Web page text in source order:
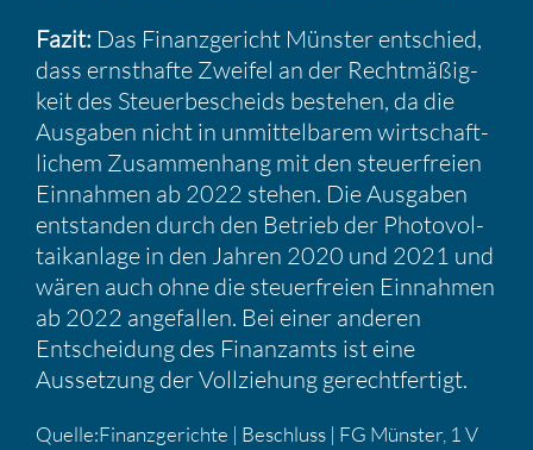
Fazit: Das Finanz­ge­richt Münster entschied,
dass ernst­hafte Zweifel an der Recht­mä­ßig­
keit des Steuer­be­scheids bestehen, da die
Ausgaben nicht in unmit­tel­barem wirtschaft­
li­chem Zusam­men­hang mit den steuer­freien
Einnahmen ab 2022 stehen. Die Ausgaben
entstanden durch den Betrieb der Photo­vol­
ta­ik­an­lage in den Jahren 2020 und 2021 und
wären auch ohne die steuer­freien Einnahmen
ab 2022 angefallen. Bei einer anderen
Entschei­dung des Finanz­amts ist eine
Ausset­zung der Vollzie­hung gerecht­fer­tigt.
Quelle:Finanzgerichte | Beschluss | FG Münster, 1 V